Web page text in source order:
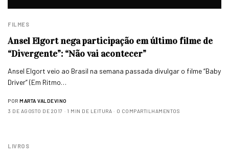
FILMES
Ansel Elgort nega participação em último filme de
“Divergente”: “Não vai acontecer”
Ansel Elgort veio ao Brasil na semana passada divulgar o filme “Baby
Driver” (Em Ritmo…
POR MARTA VALDEVINO
3 DE AGOSTO DE 2017
1 MIN DE LEITURA 0 COMPARTILHAMENTOS
LIVROS